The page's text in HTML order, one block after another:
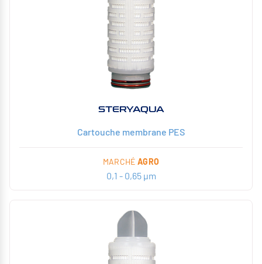
STERYAQUA
Cartouche membrane PES
MARCHÉ AGRO
0,1 - 0,65 µm